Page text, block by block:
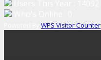
WPS Visitor Counter